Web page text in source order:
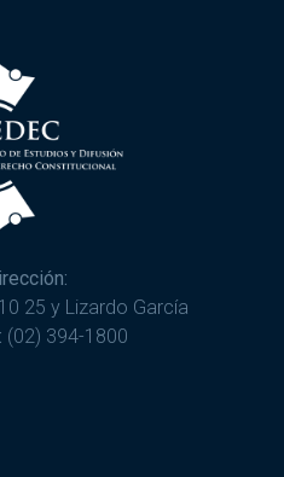
25 y Lizardo García
(02) 394-1800